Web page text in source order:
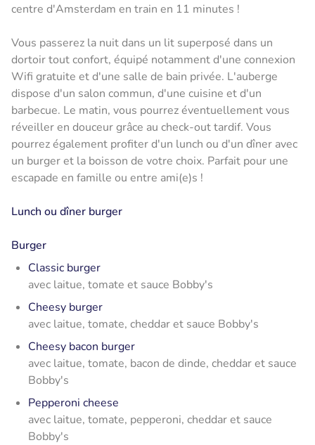
centre d'Amsterdam en train en 11 minutes !
Vous passerez la nuit dans un lit superposé dans un
dortoir tout confort, équipé notamment d'une connexion
Wifi gratuite et d'une salle de bain privée. L'auberge
dispose d'un salon commun, d'une cuisine et d'un
barbecue. Le matin, vous pourrez éventuellement vous
réveiller en douceur grâce au check-out tardif. Vous
pourrez également profiter d'un lunch ou d'un dîner avec
un burger et la boisson de votre choix. Parfait pour une
escapade en famille ou entre ami(e)s !
Lunch ou dîner burger
Burger
Classic burger
avec laitue, tomate et sauce Bobby's
Cheesy burger
avec laitue, tomate, cheddar et sauce Bobby's
Cheesy bacon burger
avec laitue, tomate, bacon de dinde, cheddar et sauce
Bobby's
Pepperoni cheese
avec laitue, tomate, pepperoni, cheddar et sauce
Bobby's